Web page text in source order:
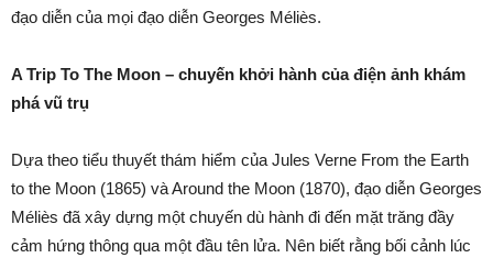
đạo diễn của mọi đạo diễn Georges Méliès.
A Trip To The Moon – chuyến khởi hành của điện ảnh khám
phá vũ trụ
Dựa theo tiểu thuyết thám hiểm của Jules Verne From the Earth
to the Moon (1865) và Around the Moon (1870), đạo diễn Georges
Méliès đã xây dựng một chuyến dù hành đi đến mặt trăng đầy
cảm hứng thông qua một đầu tên lửa. Nên biết rằng bối cảnh lúc